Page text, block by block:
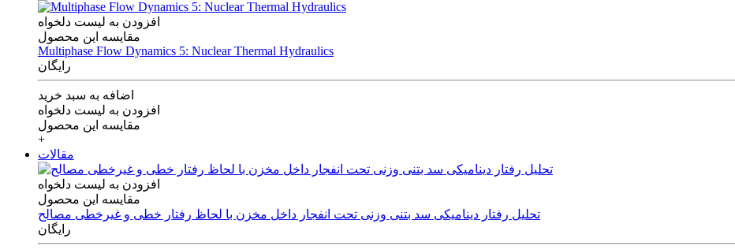
افزودن به لیست دلخواه
مقایسه این محصول
Multiphase Flow Dynamics 5: Nuclear Thermal Hydraulics
رایگان
اضافه به سبد خرید
افزودن به لیست دلخواه
مقایسه این محصول
+
مقالات
افزودن به لیست دلخواه
مقایسه این محصول
تحلیل رفتار دینامیکی سد بتنی وزنی تحت انفجار داخل مخزن با لحاظ رفتار خطی و غیرخطی مصالح
رایگان